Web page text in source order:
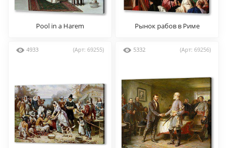
Pool in a Harem Рынок рабов в Риме
4933 (Арт: 69255) 5332 (Арт: 69256)